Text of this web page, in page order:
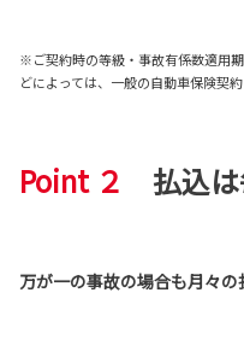
※ご契約時の等級・事故有係数適用
どによっては、一般の自動車保険契
Point ２ 払込は
万が一の事故の場合も月々の